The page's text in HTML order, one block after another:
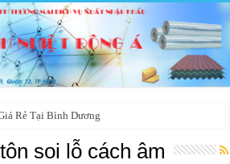
Rẻ Tại Bình Dương
tôn soi lỗ cách âm